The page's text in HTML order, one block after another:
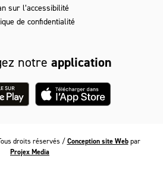
sur l’accessibilité
de confidentialité
notre application
droits réservés /Conception site Webpar
Projex Media